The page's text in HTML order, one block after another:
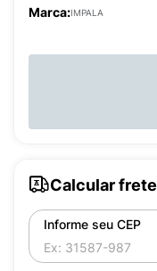
Marca:IMPALA
Calcular frete
Informe seu CEP